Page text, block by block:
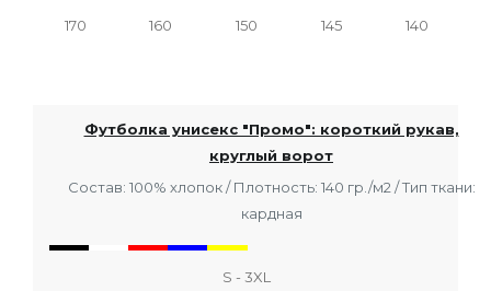
170 160 150 145 140
Футболка унисекс "Промо": короткий рукав,
круглый ворот
Состав: 100% хлопок / Плотность: 140 гр./м2 / Тип ткани:
кардная
S - 3XL